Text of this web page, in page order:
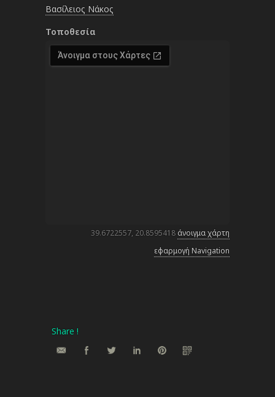
Βασίλειος Νάκος
Τοποθεσία
39.6722557, 20.8595418 άνοιγμα χάρτη
εφαρμογή Navigation
Share !